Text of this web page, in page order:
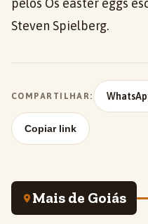
pelos Os easter eggs
Steven Spielberg.
COMPARTILHAR:
Copiar link
Mais de Goiás